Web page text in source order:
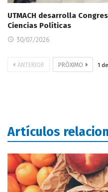
UTMACH desarrolla
Ciencias Políticas
30/07/2026
ANTERIOR PRÓXIMO 1 de
Artículos